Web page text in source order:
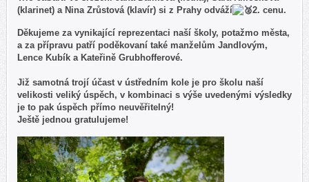
(klarinet) a Nina Zrůstová (klavír) si z Prahy odváží
2. cenu.
Děkujeme za vynikající reprezentaci naší školy, potažmo města,
a za přípravu patří poděkovaní také manželům Jandlovým,
Lence Kubík a Kateřině Grubhofferové.
Již samotná trojí účast v ústředním kole je pro školu naší
velikosti veliký úspěch, v kombinaci s výše uvedenými výsledky
je to pak úspěch přímo neuvěřitelný!
Ještě jednou gratulujeme!